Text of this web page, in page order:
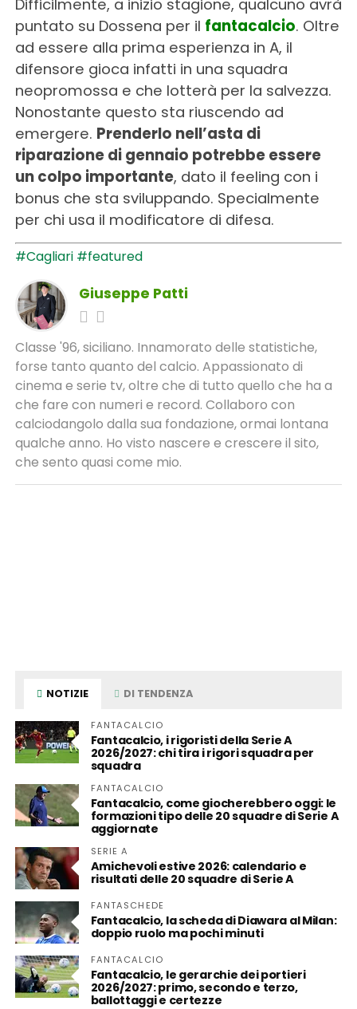
Difficilmente, a inizio stagione, qualcuno avrà
puntato su Dossena per il fantacalcio. Oltre
ad essere alla prima esperienza in A, il
difensore gioca infatti in una squadra
neopromossa e che lotterà per la salvezza.
Nonostante questo sta riuscendo ad
emergere. Prenderlo nell’asta di
riparazione di gennaio potrebbe essere
un colpo importante, dato il feeling con i
bonus che sta sviluppando. Specialmente
per chi usa il modificatore di difesa.
#Cagliari #featured
Giuseppe Patti
Classe '96, siciliano. Innamorato delle statistiche,
forse tanto quanto del calcio. Appassionato di
cinema e serie tv, oltre che di tutto quello che ha a
che fare con numeri e record. Collaboro con
calciodangolo dalla sua fondazione, ormai lontana
qualche anno. Ho visto nascere e crescere il sito,
che sento quasi come mio.
NOTIZIE DI TENDENZA
FANTACALCIO
Fantacalcio, i rigoristi della Serie A
2026/2027: chi tira i rigori squadra per
squadra
FANTACALCIO
Fantacalcio, come giocherebbero oggi: le
formazioni tipo delle 20 squadre di Serie A
aggiornate
SERIE A
Amichevoli estive 2026: calendario e
risultati delle 20 squadre di Serie A
FANTASCHEDE
Fantacalcio, la scheda di Diawara al Milan:
doppio ruolo ma pochi minuti
FANTACALCIO
Fantacalcio, le gerarchie dei portieri
2026/2027: primo, secondo e terzo,
ballottaggi e certezze